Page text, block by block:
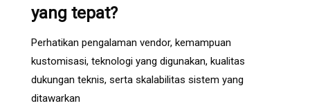
yang tepat?
Perhatikan pengalaman vendor, kemampuan
kustomisasi, teknologi yang digunakan, kualitas
dukungan teknis, serta skalabilitas sistem yang
ditawarkan